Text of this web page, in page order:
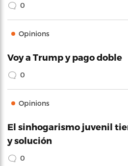
0
Opinions
Voy a Trump y pago doble
0
Opinions
El sinhogarismo juvenil
y solución
0